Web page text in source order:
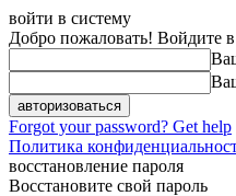
войти в систему
Добро пожаловать! Войдите
Forgot your password? Get help
Политика
восстановление пароля
Восстановите свой пароль